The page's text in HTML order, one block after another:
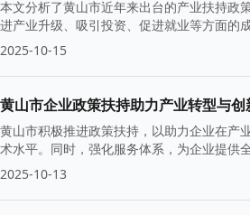
本文分析了黄山市近年来出台的产业扶持政
进产业升级、吸引投资、促进就业等方面的
2025-10-15
黄山市企业政策扶持助力产业转型与创
黄山市积极推进政策扶持，以助力企业在产
术水平。同时，强化服务体系，为企业提供
2025-10-13